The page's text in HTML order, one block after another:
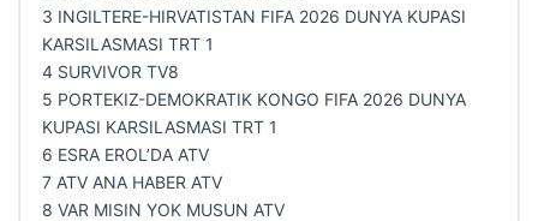
3 INGILTERE-HIRVATISTAN FIFA 2026 DUNYA KUPASI
KARSILASMASI TRT 1
4 SURVIVOR TV8
5 PORTEKIZ-DEMOKRATIK KONGO FIFA 2026 DUNYA
KUPASI KARSILASMASI TRT 1
6 ESRA EROL’DA ATV
7 ATV ANA HABER ATV
8 VAR MISIN YOK MUSUN ATV